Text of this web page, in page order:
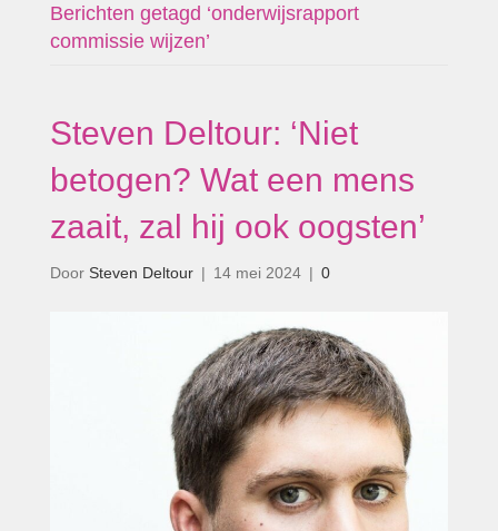
Berichten getagd ‘onderwijsrapport
commissie wijzen’
Steven Deltour: ‘Niet
betogen? Wat een mens
zaait, zal hij ook oogsten’
Door Steven Deltour | 14 mei 2024 | 0